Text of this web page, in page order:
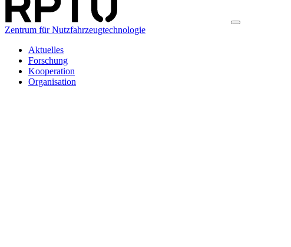
Zentrum für Nutzfahrzeugtechnologie
Aktuelles
Forschung
Kooperation
Organisation